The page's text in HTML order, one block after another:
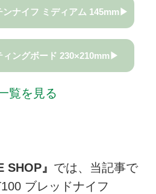
ンナイフ ミディアム 145mm▶
ィングボード 230×210mm▶
覧を見る
SHOP』 では、当記事で
ブレッドナイフ